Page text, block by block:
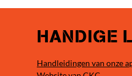
HANDIGE
Handleidingen van onze